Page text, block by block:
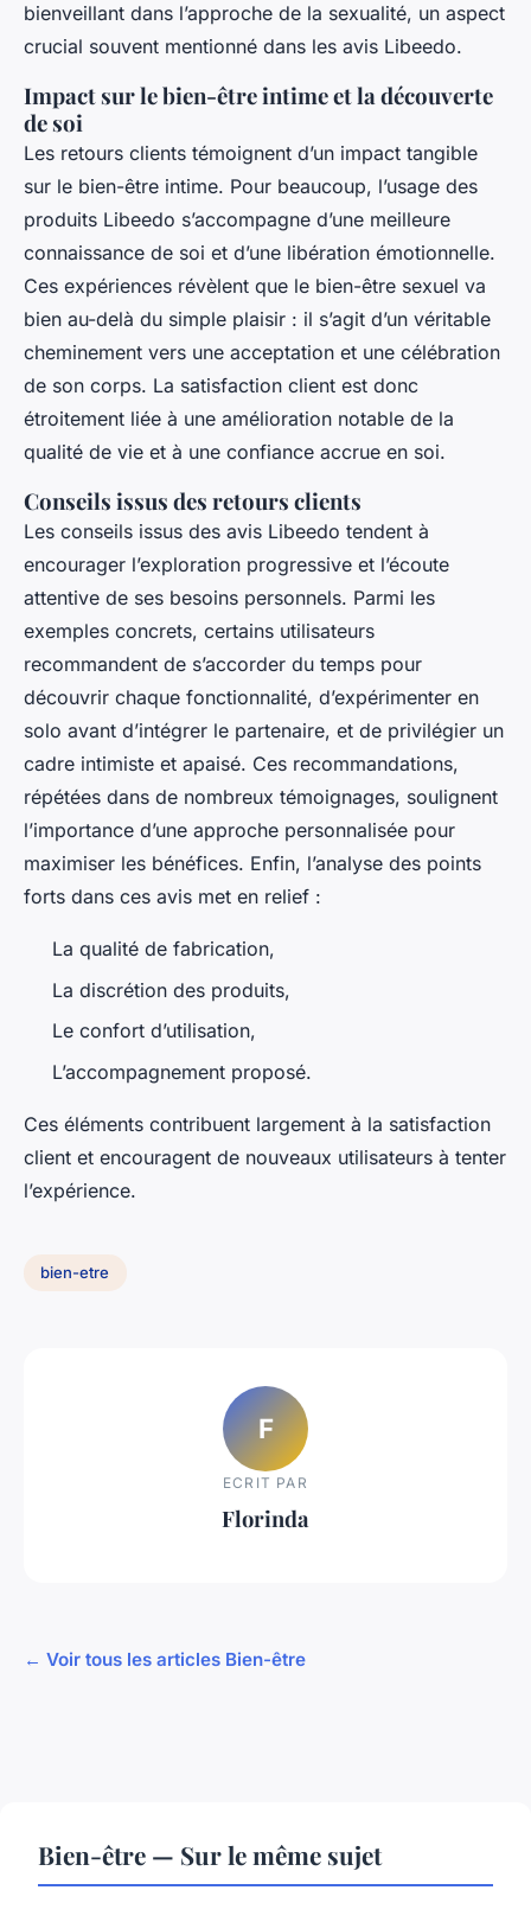
bienveillant dans l’approche de la sexualité, un aspect
crucial souvent mentionné dans les avis Libeedo.
Impact sur le bien-être intime et la découverte
de soi
Les retours clients témoignent d’un impact tangible
sur le bien-être intime. Pour beaucoup, l’usage des
produits Libeedo s’accompagne d’une meilleure
connaissance de soi et d’une libération émotionnelle.
Ces expériences révèlent que le bien-être sexuel va
bien au-delà du simple plaisir : il s’agit d’un véritable
cheminement vers une acceptation et une célébration
de son corps. La satisfaction client est donc
étroitement liée à une amélioration notable de la
qualité de vie et à une confiance accrue en soi.
Conseils issus des retours clients
Les conseils issus des avis Libeedo tendent à
encourager l’exploration progressive et l’écoute
attentive de ses besoins personnels. Parmi les
exemples concrets, certains utilisateurs
recommandent de s’accorder du temps pour
découvrir chaque fonctionnalité, d’expérimenter en
solo avant d’intégrer le partenaire, et de privilégier un
cadre intimiste et apaisé. Ces recommandations,
répétées dans de nombreux témoignages, soulignent
l’importance d’une approche personnalisée pour
maximiser les bénéfices. Enfin, l’analyse des points
forts dans ces avis met en relief :
La qualité de fabrication,
La discrétion des produits,
Le confort d’utilisation,
L’accompagnement proposé.
Ces éléments contribuent largement à la satisfaction
client et encouragent de nouveaux utilisateurs à tenter
l’expérience.
bien-etre
F
ECRIT PAR
Florinda
← Voir tous les articles Bien-être
Bien-être — Sur le même sujet